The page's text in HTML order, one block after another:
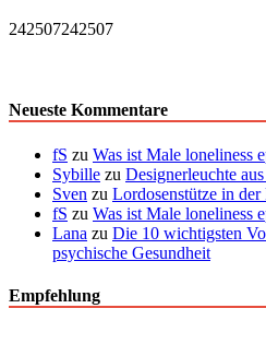
242507242507
Neueste Kommentare
fS zu Was ist Male loneliness
Sybille zu Designerleuchte
Sven zu Lordosenstütze in
fS zu Was ist Male loneliness
Lana zu Die 10 wichtigsten
psychische Gesundheit
Empfehlung